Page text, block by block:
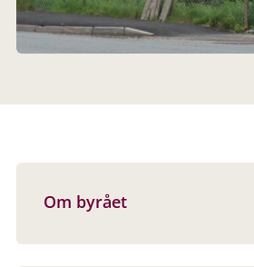
Om byrået